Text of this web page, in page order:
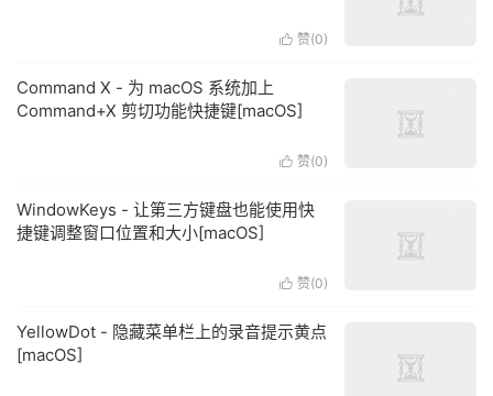
 赞(0)
Command X - 为 macOS 系统加上
Command+X 剪切功能快捷键[macOS]
 赞(0)
WindowKeys - 让第三方键盘也能使用快
捷键调整窗口位置和大小[macOS]
 赞(0)
YellowDot - 隐藏菜单栏上的录音提示黄点
[macOS]